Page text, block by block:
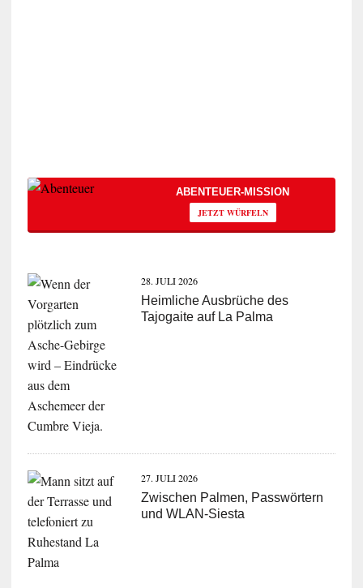
ABENTEUER-MISSION
JETZT WÜRFELN
28. JULI 2026
Heimliche Ausbrüche des
Tajogaite auf La Palma
27. JULI 2026
Zwischen Palmen, Passwörtern
und WLAN-Siesta